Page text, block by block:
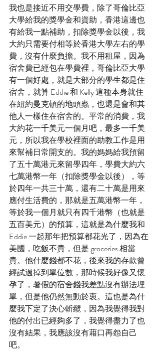
我也是接近不用交學費，除了哥倫比亞
大學給我的獎學金和資助，香港這邊也
有給我一點補助，扣除獎學金以後，我
大約只需要付相等於香港大學左右的學
費，沒有什麼負擔。我不用租屋，因為
宿舍費已經包在學費裡，哥倫比亞大學
有一個好處，就是大部分的學生都是住
宿舍，就算 Eddie 和 Kelly 這種本身就住
在紐約曼克頓的地頭蟲，也還是會和其
他人一樣住在宿舍的。平常的消費，我
大約花一千美元一個月吧，最多一千美
元，所以我在學校裡面的助教工作是用
來幫補日常開支的。我的媽媽給我預留
了五十萬港元來留學四年，學費大約六
七萬港幣一年（扣除獎學金以後），等
於四年一共三十萬，還有二十萬是用來
應付生活費的，那就是五萬港幣一年，
等於我一個月就只有四千港幣（也就是
五百美元）的預算，這就是為什麼我和
Eddie 一起那年把預算都花光了，因為在
美國，吃飯不貴，但是 groceries 相當
貴。他什麼錢都不花，後來我的存款曾
經試過掉到單位數，那時候我好像又懷
孕了，暑假的宿舍錢我差點沒有辦法埋
單，但是他仍然無動於衷。這也是為什
麼我下定了決心斬纜，因為我覺得我對
他的付出已經夠多了，我覺得盡力了也
沒有結果，我應該沒有藉口再怨自己
吧。